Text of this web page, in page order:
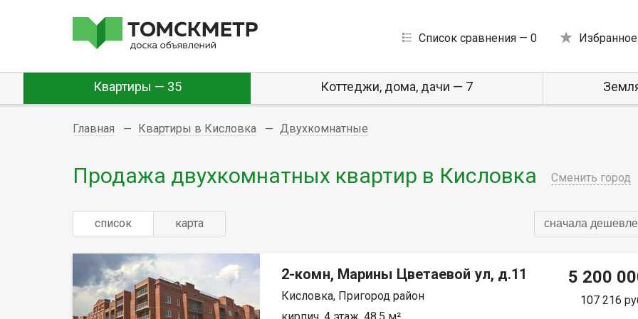
Список сравнения — 0
Квартиры — 35 Коттеджи, дома, дачи — 7
Главная Квартиры в Кисловка Двухкомнатные
Продажа двухкомнатных квартир в Кисловка Сменить город
список карта сначала дешевле
2-комн, Марины Цветаевой ул, д.11
Кисловка, Пригород район
5 200
107 216